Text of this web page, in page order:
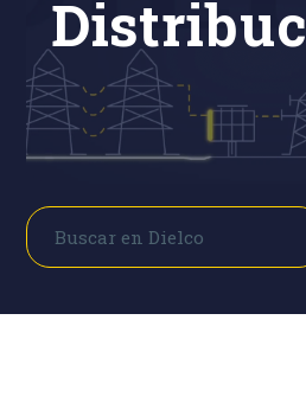
Buscar
Buscar